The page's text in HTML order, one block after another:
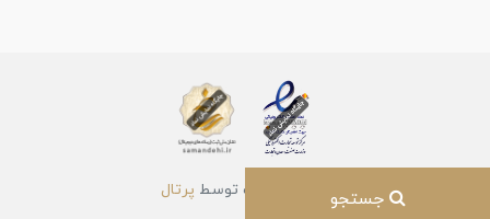
جستجو ساخت سایت توسط پرتال